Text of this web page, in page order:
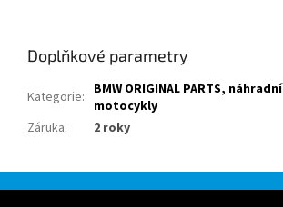
Doplňkové parametry
Kategorie: BMW ORIGINAL PARTS,
motocykly
Záruka: 2 roky